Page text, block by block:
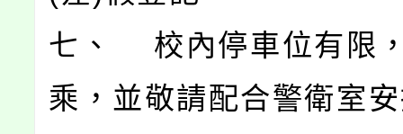
七、 校內停車位有限
乘，並敬請配合警衛室